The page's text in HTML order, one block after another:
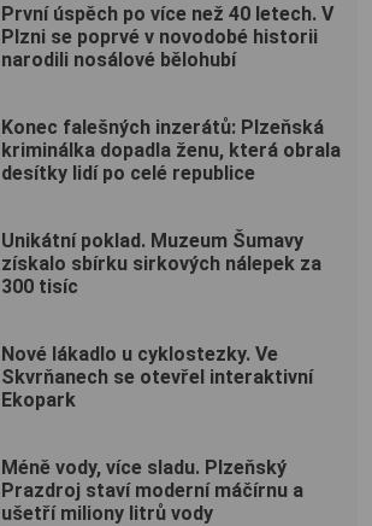
První úspěch po více než 40 letech. V
Plzni se poprvé v novodobé historii
narodili nosálové bělohubí
Konec falešných inzerátů: Plzeňská
kriminálka dopadla ženu, která obrala
desítky lidí po celé republice
Unikátní poklad. Muzeum Šumavy
získalo sbírku sirkových nálepek za
300 tisíc
Nové lákadlo u cyklostezky. Ve
Skvrňanech se otevřel interaktivní
Ekopark
Méně vody, více sladu. Plzeňský
Prazdroj staví moderní máčírnu a
ušetří miliony litrů vody